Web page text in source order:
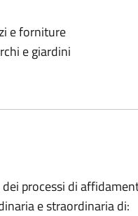
e forniture
e giardini
processi di
e straordinaria di: